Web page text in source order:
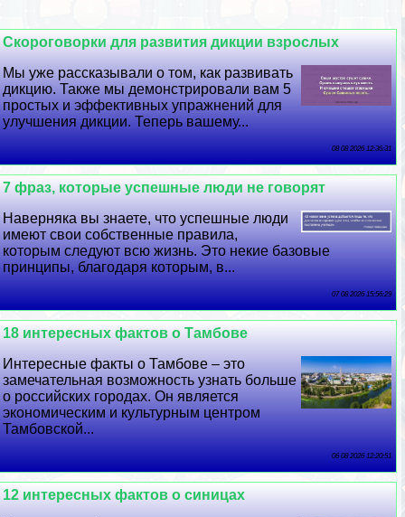
Скороговорки для развития дикции взрослых
Мы уже рассказывали о том, как развивать
дикцию. Также мы демонстрировали вам 5
простых и эффективных упражнений для
улучшения дикции. Теперь вашему...
08 08 2026 12:36:31
7 фраз, которые успешные люди не говорят
Наверняка вы знаете, что успешные люди
имеют свои собственные правила,
которым следуют всю жизнь. Это некие базовые
принципы, благодаря которым, в...
07 08 2026 15:56:29
18 интересных фактов о Тамбове
Интересные факты о Тамбове – это
замечательная возможность узнать больше
о российских городах. Он является
экономическим и культурным центром
Тамбовской...
06 08 2026 12:20:51
12 интересных фактов о синицах